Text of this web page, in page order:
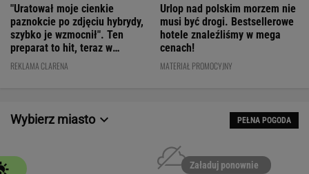
"Uratował moje cienkie
paznokcie po zdjęciu hybrydy,
szybko je wzmocnił". Ten
preparat to hit, teraz w
świetnej cenie
REKLAMA CLARENA
Urlop nad polskim morzem nie
musi być drogi. Bestsellerowe
hotele znaleźliśmy w mega
cenach!
MATERIAŁ PROMOCYJNY
Wybierz miasto PEŁNA POGODA
Załaduj ponownie